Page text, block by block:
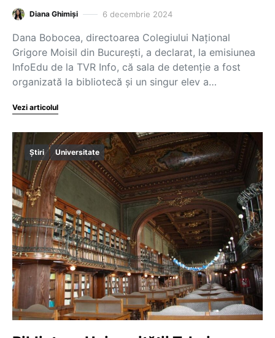
Diana Ghimiși 6 decembrie 2024
Dana Bobocea, directoarea Colegiului Național
Grigore Moisil din București, a declarat, la emisiunea
InfoEdu de la TVR Info, că sala de detenție a fost
organizată la bibliotecă și un singur elev a…
Vezi articolul
Știri Universitate